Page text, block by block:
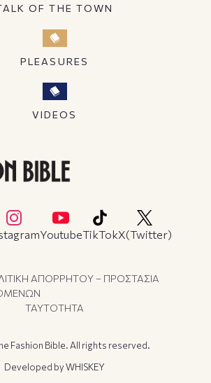
OF THE TOWN
PLEASURES
VIDEOS
YoutubeTikTokX(Twitter)
ΑΠΟΡΡΗΤΟΥ – ΠΡΟΣΤΑΣΙΑ
ΤΑΥΤΟΤΗΤΑ
Fashion Bible. All rights reserved.
Developed byWHISKEY